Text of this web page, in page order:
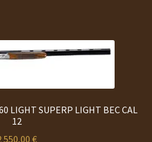
LIGHT SUPERP LIGHT BEC CAL
12
550,00 €